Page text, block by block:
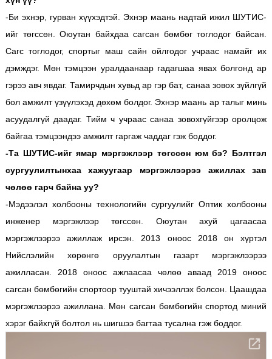
-Би эхнэр, гурван хүүхэдтэй. Эхнэр маань надтай ижил ШУТИС-
ийг төгссөн. Оюутан байхдаа сагсан бөмбөг тоглодог байсан.
Сагс тоглодог, спортыг маш сайн ойлгодог учраас намайг их
дэмждэг. Мөн тэмцээн уралдаанаар гадагшаа явах болгонд ар
гэрээ авч явдаг. Тамирчдын хувьд ар гэр бат, санаа зовох зүйлгүй
бол амжилт үзүүлэхэд дөхөм болдог. Эхнэр маань ар талыг минь
асуудалгүй даадаг. Тийм ч учраас санаа зовохгүйгээр оролцож
байгаа тэмцээндээ амжилт гаргаж чаддаг гэж боддог.
-Та ШУТИС-ийг ямар мэргэжлээр төгссөн юм бэ? Бэлтгэл
сургуулилтынхаа хажуугаар мэргэжлээрээ ажиллах зав
чөлөө гарч байна уу?
-Мэдээлэл холбооны технологийн сургуулийг Оптик холбооны
инженер мэргэжлээр төгссөн. Оюутан ахуй цагаасаа
мэргэжлээрээ ажиллаж ирсэн. 2013 оноос 2018 он хүртэл
Нийслэлийн хөрөнгө оруулалтын газарт мэргэжлээрээ
ажилласан. 2018 оноос ажлаасаа чөлөө аваад 2019 оноос
сагсан бөмбөгийн спортоор тууштай хичээллэх болсон. Цаашдаа
мэргэжлээрээ ажиллана. Мөн сагсан бөмбөгийн спортод миний
хэрэг байхгүй болтол нь шигшээ багтаа тусална гэж боддог.